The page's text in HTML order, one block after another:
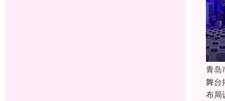
青岛
舞台
布局